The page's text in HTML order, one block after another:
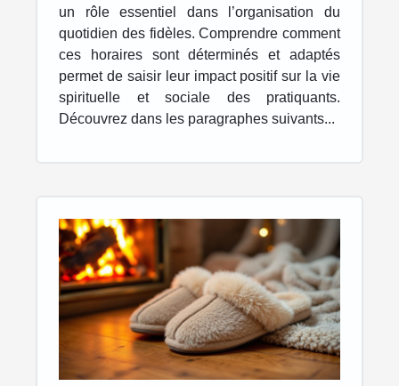
un rôle essentiel dans l’organisation du
quotidien des fidèles. Comprendre comment
ces horaires sont déterminés et adaptés
permet de saisir leur impact positif sur la vie
spirituelle et sociale des pratiquants.
Découvrez dans les paragraphes suivants...